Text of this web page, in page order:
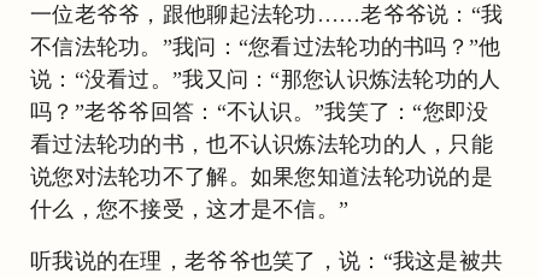
一位老爷爷，跟他聊起法轮功……老爷爷说：“我
不信法轮功。”我问：“您看过法轮功的书吗？”他
说：“没看过。”我又问：“那您认识炼法轮功的人
吗？”老爷爷回答：“不认识。”我笑了：“您即没
看过法轮功的书，也不认识炼法轮功的人，只能
说您对法轮功不了解。如果您知道法轮功说的是
什么，您不接受，这才是不信。”
听我说的在理，老爷爷也笑了，说：“我这是被共